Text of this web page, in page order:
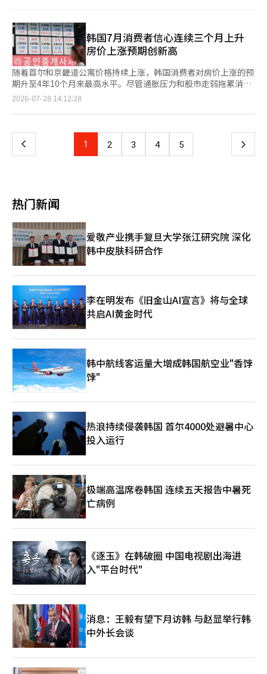
跌幅进一步扩大，盘中最低触及5992.91点，跌幅达11.29%，首次
跌破6000点关口。指数尾盘略有收窄，最终收于6023.66点，较前
一交易日下跌10.84%。KOSDAQ同步大幅下挫，收于705.85点，
较前一交易日下跌7.72%。 受市场急跌影响，韩
韩国7月消费者信心连续三个月上升
房价上涨预期创新高
随着首尔和京畿道公寓价格持续上涨，韩国消费者对房价上涨的预
期升至4年10个月来最高水平。尽管通胀压力和股市走弱拖累消费
意愿，但受半导体出口向好及工资上涨预期提振，韩国消费者信心
调查》显示，7月消费者信心指数（CCSI）为106.8，环比上升0.2
100点以上。指数高于100的读数表明乐观消费者多于悲观消费
者，低于100则相反。 受高物价持续及股市下跌影响，构成CCSI的
2026-07-28 14:12:28
上
页
1 2 3 4 5 下
热门新闻
爱敬产业携手复旦大学张江研究院 深化
韩中皮肤科研合作
李在明发布《旧金山AI宣言》将与全球
共启AI黄金时代
韩中航线客运量大增成韩国航空业"香饽
饽"
热浪持续侵袭韩国 首尔4000处避暑中心
投入运行
极端高温席卷韩国 连续五天报告中暑死
亡病例
《逐玉》在韩破圈 中国电视剧出海进
入"平台时代"
消息：王毅有望下月访韩 与赵显举行韩
中外长会谈